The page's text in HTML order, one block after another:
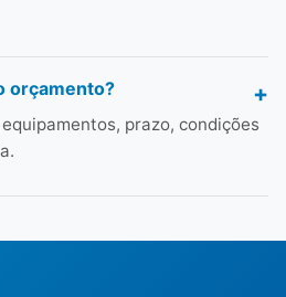
orçamento?
prazo, condições